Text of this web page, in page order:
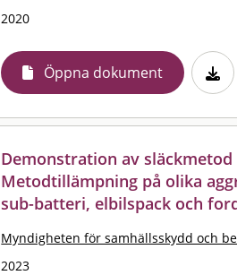
2020
Öppna dokument
Demonstration av
Metodtillämpning på olika
sub-batteri, elbilspack och
Myndigheten för samhällsskydd och
2023